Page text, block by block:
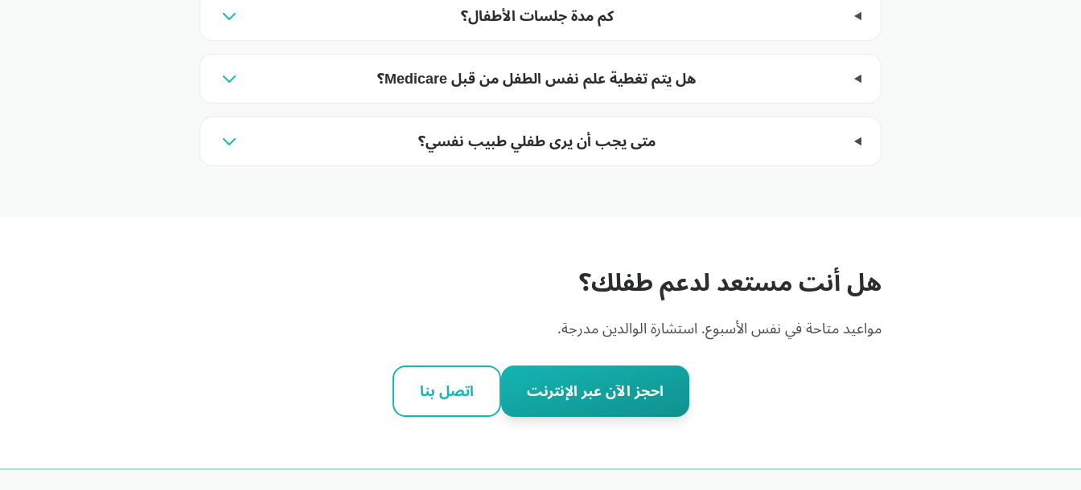
كم مدة جلسات الأطفال؟
هل يتم تغطية علم نفس الطفل من قبل Medicare؟
متى يجب أن يرى طفلي طبيب نفسي؟
هل أنت مستعد لدعم طفلك؟
مواعيد متاحة في نفس الأسبوع. استشارة الوالدين مدرجة.
احجز الآن عبر الإنترنت اتصل بنا